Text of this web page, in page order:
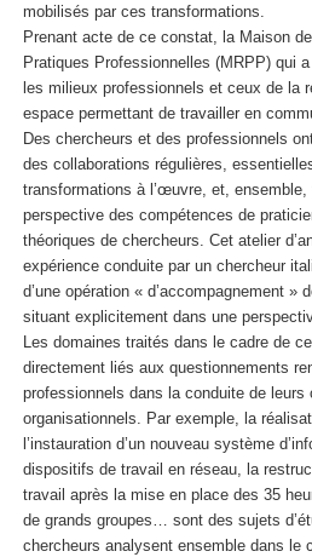
mobilisés par ces transformations.
Prenant acte de ce constat, la Maison
Pratiques Professionnelles (MRPP) qui
les milieux professionnels et ceux de la
espace permettant de travailler en
Des chercheurs et des professionnels
des collaborations régulières,
transformations à l’œuvre, et,
perspective des compétences de
théoriques de chercheurs. Cet atelier
expérience conduite par un chercheur
d’une opération « d’accompagnement »
situant explicitement dans une
Les domaines traités dans le cadre de
directement liés aux questionnements
professionnels dans la conduite de leurs
organisationnels. Par exemple, la
l’instauration d’un nouveau système
dispositifs de travail en réseau, la
travail après la mise en place des 35
de grands groupes… sont des sujets
chercheurs analysent ensemble dans le